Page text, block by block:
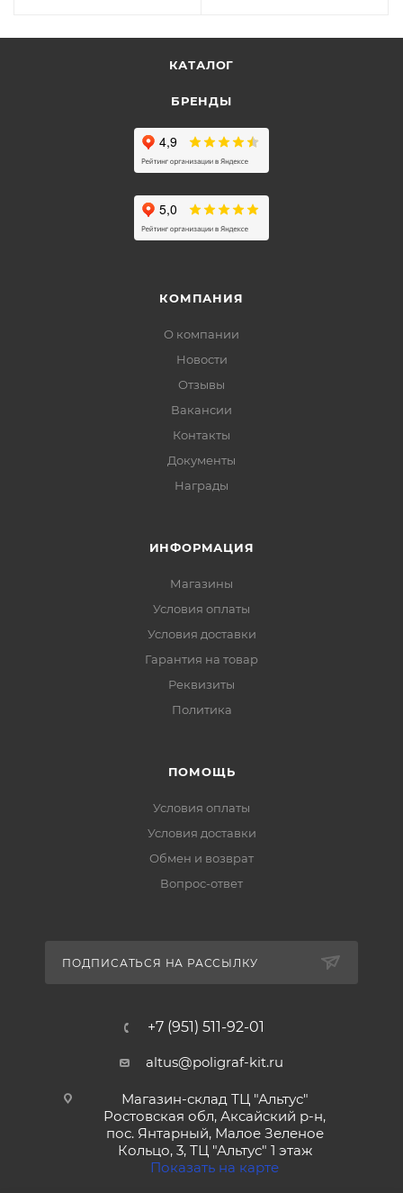
КАТАЛОГ
БРЕНДЫ
КОМПАНИЯ
О компании
Новости
Отзывы
Вакансии
Контакты
Документы
Награды
ИНФОРМАЦИЯ
Магазины
Условия оплаты
Условия доставки
Гарантия на товар
Реквизиты
Политика
ПОМОЩЬ
Условия оплаты
Условия доставки
Обмен и возврат
Вопрос-ответ
ПОДПИСАТЬСЯ НА РАССЫЛКУ
+7 (951) 511-92-01
altus@poligraf-kit.ru
Магазин-склад ТЦ "Альтус"
Ростовская обл, Аксайский р-н,
пос. Янтарный, Малое Зеленое
Кольцо, 3, ТЦ "Альтус" 1 этаж
Показать на карте